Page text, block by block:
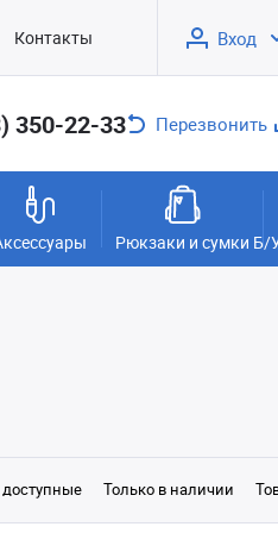
Контакты Вход
350-22-33 Перезвонить
Рюкзаки и сумки Б/
доступные Только в наличии